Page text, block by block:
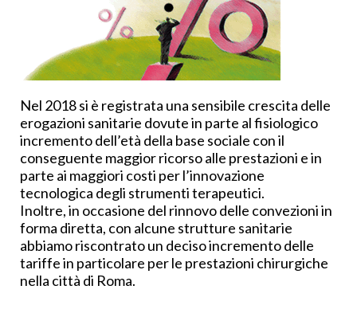
Nel 2018 si è registrata una sensibile crescita delle
erogazioni sanitarie dovute in parte al fisiologico
incremento dell’età della base sociale con il
conseguente maggior ricorso alle prestazioni e in
parte ai maggiori costi per l’innovazione
tecnologica degli strumenti terapeutici.
Inoltre, in occasione del rinnovo delle convezioni in
forma diretta, con alcune strutture sanitarie
abbiamo riscontrato un deciso incremento delle
tariffe in particolare per le prestazioni chirurgiche
nella città di Roma.